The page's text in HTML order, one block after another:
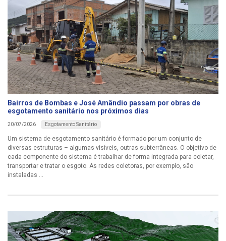
Bairros de Bombas e José Amândio passam por obras de
esgotamento sanitário nos próximos dias
20/07/2026 Esgotamento Sanitário
Um sistema de esgotamento sanitário é formado por um conjunto de
diversas estruturas – algumas visíveis, outras subterrâneas. O objetivo de
cada componente do sistema é trabalhar de forma integrada para coletar,
transportar e tratar o esgoto. As redes coletoras, por exemplo, são
instaladas ...